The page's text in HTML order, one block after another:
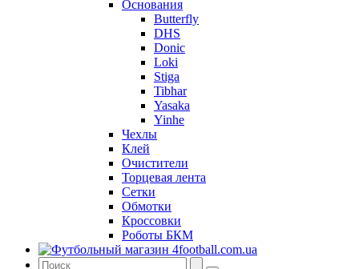
Основания
Butterfly
DHS
Donic
Loki
Stiga
Tibhar
Yasaka
Yinhe
Чехлы
Клей
Очистители
Торцевая лента
Сетки
Обмотки
Кроссовки
Роботы БКМ